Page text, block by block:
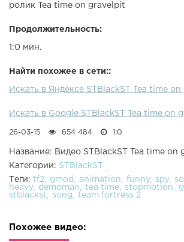
ролик Tea time on gravelpit
Продолжительность:
1:0 мин.
Найти похожее в сети::
Искать в Яндексе STBlackST Tea time
Искать в Google STBlackST Tea time on
26-03-15 654 484 1:0
Название: Видео STBlackST Tea time on
Категории: STBlackST
Теги: tf2 gmod animation funny spy
heavy
demoman tea time stopmotion
stblackst
song team fortress 2
Похожее видео: